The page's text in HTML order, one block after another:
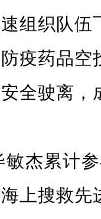
组织队伍
疫药品空
全驶离，
敏杰累计
上搜救先